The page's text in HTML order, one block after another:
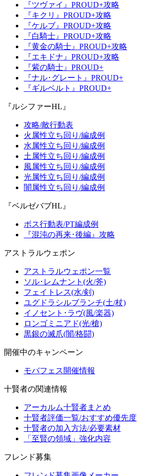
『ツヴァイ』PROUD+攻略
『キクリ』PROUD+攻略
『ケルブ』PROUD+攻略
『白騎士』PROUD+攻略
『黄金の騎士』PROUD+攻略
『エキドナ』PROUD+攻略
『紫の騎士』PROUD+
『ナル･グレート』PROUD+
『ギルベルト』PROUD+
『ルシファーHL』
攻略/敵行動表
火属性立ち回り/編成例
水属性立ち回り/編成例
土属性立ち回り/編成例
風属性立ち回り/編成例
光属性立ち回り/編成例
闇属性立ち回り/編成例
『ベルゼバブHL』
ボス行動表/PT編成例
『混沌の再来･後編』攻略
アストラルウェポン
アストラルウェポン一覧
ソル･レムナント(火/斧)
フェイトレス(水/剣)
ユグドラシルブランチ(土/杖)
イノセント･ラヴ(風/楽器)
ロンゴミニアド(光/槍)
黒銀の滅爪(闇/格闘)
開催中のキャンペーン
モバフェス開催情報
十賢者の関連情報
アーカルム十賢者まとめ
十賢者評価一覧/おすすめ優先度
十賢者の加入方法/必要素材
「至賢の領域」強化内容
フレンド募集